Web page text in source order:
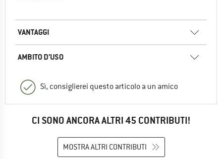
VANTAGGI
AMBITO D’USO
Sì, consiglierei questo articolo a un amico
CI SONO ANCORA ALTRI 45 CONTRIBUTI!
MOSTRA ALTRI CONTRIBUTI